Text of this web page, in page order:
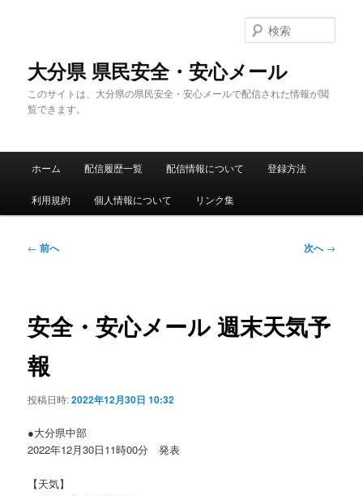
大分県 県民安全・安心メール
このサイトは、大分県の県民安全・安心メールで配信された情報が閲
覧できます。
索
メ
ホーム 配信履歴一覧 配信情報について 登録方法
利用規約 個人情報について リンク集
投
ゲ
ー
ョ
ン
← 前へ 次へ→
安全・安心メール 週末天気予
報
投稿日時:2022年12月30日 10:32
●大分県中部
2022年12月30日11時00分 発表
【天気】